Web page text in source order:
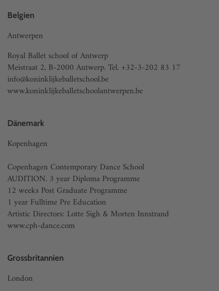
Belgien
Antwerpen
Royal Ballet school of Antwerp
Meistraat 2, B-2000 Antwerp. Tel. +32-3-202 83 17
info@koninklijkeballetschool.be
www.koninklijkeballetschoolantwerpen.be
Dänemark
Kopenhagen
Copenhagen Contemporary Dance School
AUDITION. 3 year Diploma Programme
12 weeks Post Graduate Programme
1 year Fulltime Pre Education
Artistic Directors: Lotte Sigh & Morten Innstrand
www.cph-dance.com
Grossbritannien
London